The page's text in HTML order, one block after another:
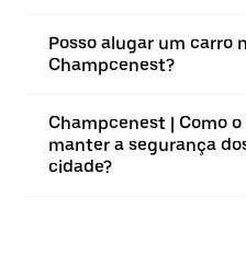
Posso alugar um carro
Champcenest?
Champcenest | Como
manter a segurança
cidade?